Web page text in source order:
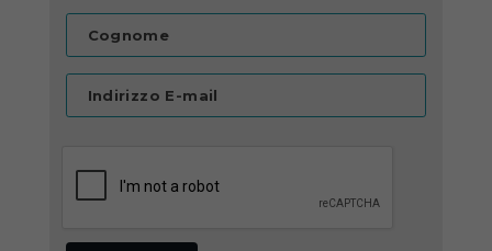
Cognome
Indirizzo E-mail